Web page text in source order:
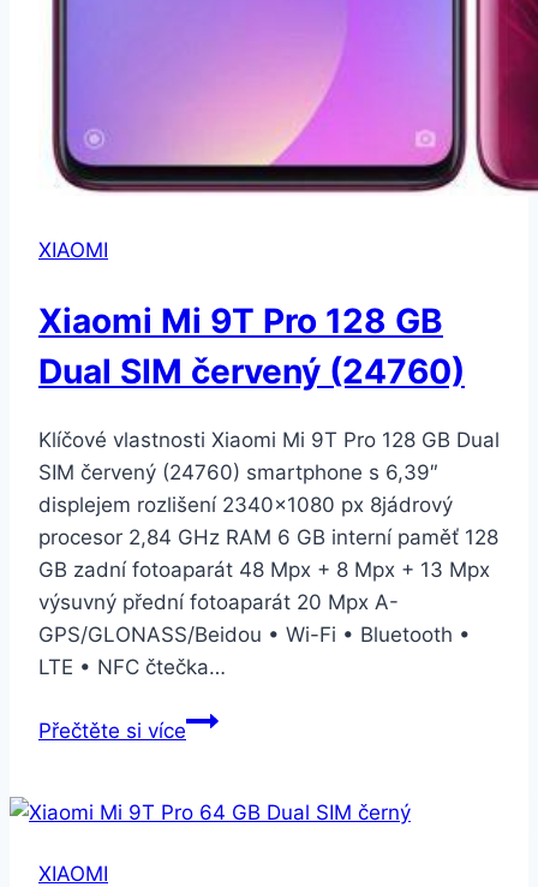
XIAOMI
Xiaomi Mi 9T Pro 128 GB
Dual SIM červený (24760)
Klíčové vlastnosti Xiaomi Mi 9T Pro 128 GB Dual
SIM červený (24760) smartphone s 6,39″
displejem rozlišení 2340×1080 px 8jádrový
procesor 2,84 GHz RAM 6 GB interní paměť 128
GB zadní fotoaparát 48 Mpx + 8 Mpx + 13 Mpx
výsuvný přední fotoaparát 20 Mpx A-
GPS/GLONASS/Beidou • Wi-Fi • Bluetooth •
LTE • NFC čtečka…
Přečtěte si víceXiaomi
Pro
XIAOMI